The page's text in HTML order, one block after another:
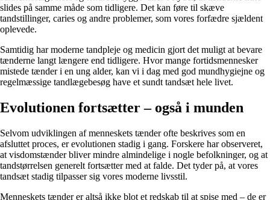
slides på samme måde som tidligere. Det kan føre til skæve
tandstillinger, caries og andre problemer, som vores forfædre sjældent
oplevede.
Samtidig har moderne tandpleje og medicin gjort det muligt at bevare
tænderne langt længere end tidligere. Hvor mange fortidsmennesker
mistede tænder i en ung alder, kan vi i dag med god mundhygiejne og
regelmæssige tandlægebesøg have et sundt tandsæt hele livet.
Evolutionen fortsætter – også i munden
Selvom udviklingen af menneskets tænder ofte beskrives som en
afsluttet proces, er evolutionen stadig i gang. Forskere har observeret,
at visdomstænder bliver mindre almindelige i nogle befolkninger, og at
tandstørrelsen generelt fortsætter med at falde. Det tyder på, at vores
tandsæt stadig tilpasser sig vores moderne livsstil.
Menneskets tænder er altså ikke blot et redskab til at spise med – de er